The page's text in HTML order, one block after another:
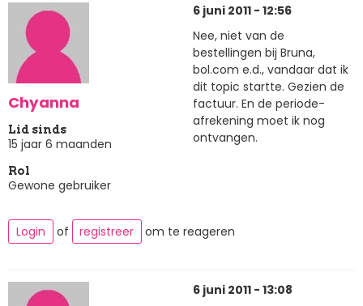
Chyanna
Lid sinds
15 jaar 6 maanden
Rol
Gewone gebruiker
6 juni 2011 - 12:56
Nee, niet van de
bestellingen bij Bruna,
bol.com e.d., vandaar dat ik
dit topic startte. Gezien de
factuur. En de periode-
afrekening moet ik nog
ontvangen.
Login of registreer om te reageren
6 juni 2011 - 13:08